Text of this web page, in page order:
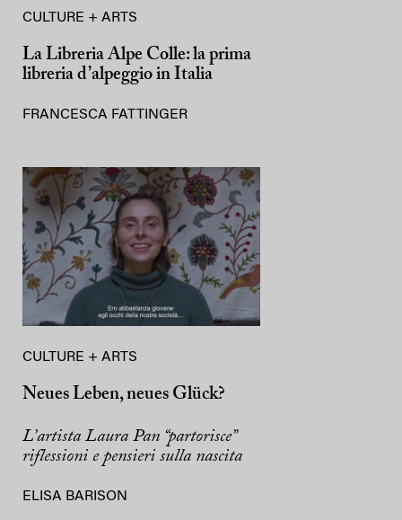
CULTURE + ARTS
La Libreria Alpe Colle: la prima
libreria d’alpeggio in Italia
FRANCESCA FATTINGER
CULTURE + ARTS
Neues Leben, neues Glück?
L’artista Laura Pan “partorisce”
riflessioni e pensieri sulla nascita
ELISA BARISON